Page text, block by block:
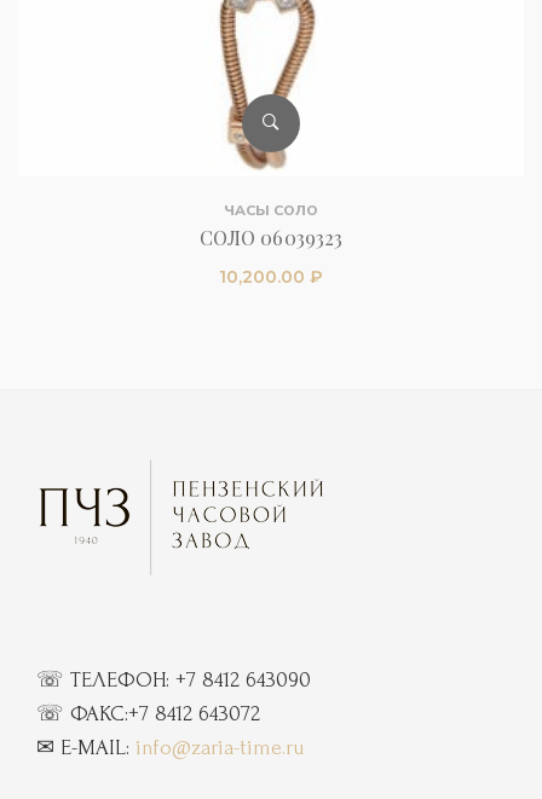
ЧАСЫ СОЛО
СОЛО 06039323
10,200.00 ₽
☏ ТЕЛЕФОН: +7 8412 643090
☏ ФАКС:+7 8412 643072
✉ E-MAIL: info@zaria-time.ru